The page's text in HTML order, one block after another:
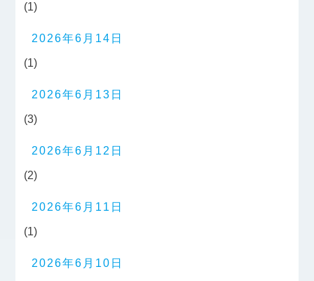
(1)
2026年6月14日
(1)
2026年6月13日
(3)
2026年6月12日
(2)
2026年6月11日
(1)
2026年6月10日